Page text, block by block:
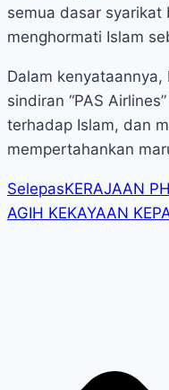
semua dasar syarikat
menghormati Islam
Dalam
sindiran “PAS
terhadap Islam, dan
mempertahankan
SelepasKERAJAAN
AGIH KEKAYAAN